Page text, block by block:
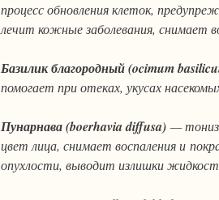
процесс обновления клеток,
лечит кожные заболевания, снимает
Базиликблагородный(ocimum
помогает при отеках, укусах
Пунарнава(boerhavia diffusa) —
цвет лица, снимает воспаления и
опухлости, выводит излишки